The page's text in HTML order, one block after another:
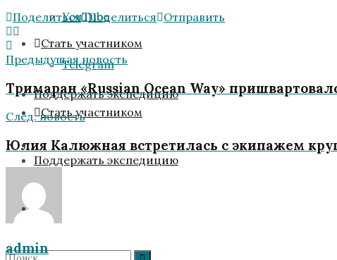
Стать участником
Поддержать экспедицию
YouTube
Telegram
Стать участником
Поддержать экспедицию
Поделиться Поделиться Отправить
Предыдущая новость
Тримаран «Russian Ocean Way»
След. новость
Юлия Калюжная встретилась с экипажем
admin